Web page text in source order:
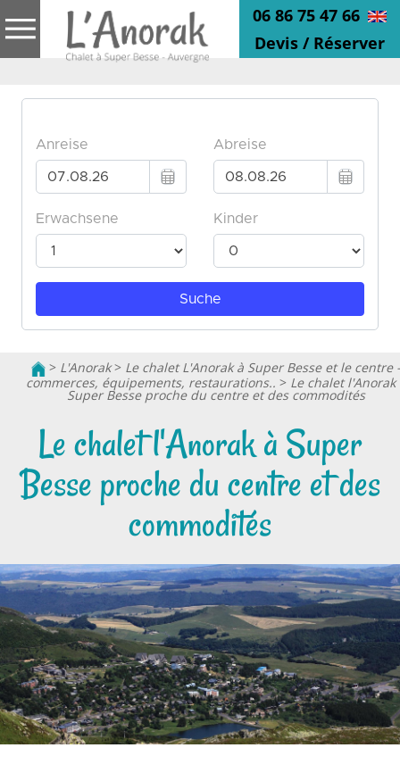
06 86 75 47 66
Devis / Réserver
> L'Anorak> Le chalet L'Anorak à Super Besse et le centre -
commerces, équipements, restaurations.. > Le chalet l'Anorak
Super Besse proche du centre et des commodités
Le chalet l'Anorak à Super
Besse proche du centre et des
commodités